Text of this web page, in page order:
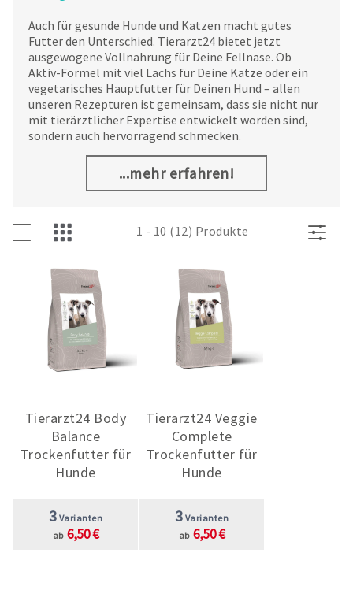
Auch für gesunde Hunde und Katzen macht gutes
Futter den Unterschied. Tierarzt24 bietet jetzt
ausgewogene Vollnahrung für Deine Fellnase. Ob
Aktiv-Formel mit viel Lachs für Deine Katze oder ein
vegetarisches Hauptfutter für Deinen Hund – allen
unseren Rezepturen ist gemeinsam, dass sie nicht nur
mit tierärztlicher Expertise entwickelt worden sind,
sondern auch hervorragend schmecken.
...mehr erfahren!
1 - 10 (12) Produkte
Tierarzt24 Body
Balance
Trockenfutter für
Hunde
3 Varianten
ab 6,50 €
Tierarzt24 Veggie
Complete
Trockenfutter für
Hunde
3 Varianten
ab 6,50 €